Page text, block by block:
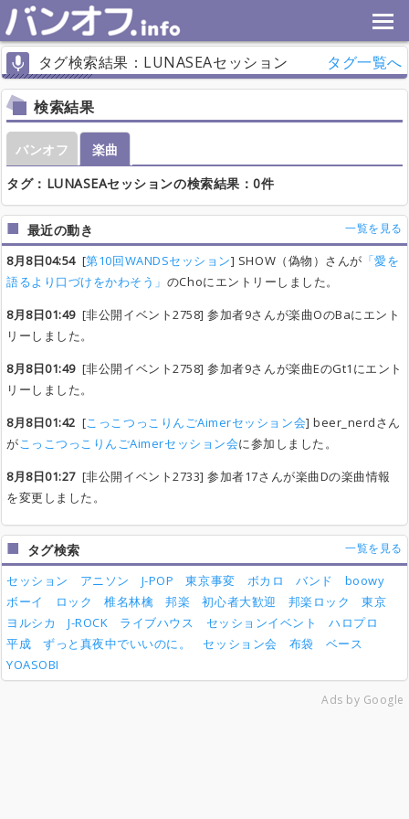
タグ検索結果：LUNASEAセッション タグ一覧へ
検索結果
バンオフ
楽曲
タグ：LUNASEAセッションの検索結果：0件
最近の動き 一覧を見る
8月8日04:54[第10回WANDSセッション] SHOW（偽物）さんが 「愛を
語るより口づけをかわそう」 のChoにエントリーしました。
8月8日01:49[非公開イベント2758] 参加者9さんが楽曲OのBaにエント
リーしました。
8月8日01:49[非公開イベント2758] 参加者9さんが楽曲EのGt1にエント
リーしました。
8月8日01:42 [こっこつっこりんごAimerセッション会] beer_nerdさん
がこっこつっこりんごAimerセッション会に参加しました。
8月8日01:27[非公開イベント2733] 参加者17さんが楽曲Dの楽曲情報
を変更しました。
タグ検索 一覧を見る
セッション アニソン J-POP 東京事変 ボカロ バンド
boowy
ボーイ
ロック 椎名林檎 邦楽 初心者大歓迎 邦楽ロック
東京
ヨルシカ
J-ROCK ライブハウス セッションイベント
ハロプロ
平成
ずっと真夜中でいいのに。 セッション会 布袋
ベース
YOASOBI
Ads by Google